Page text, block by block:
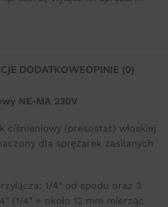
DODATKOWEOPINIE (0)
NE-MA 230V
ciśnieniowy (presostat) włoskiej
dla sprężarek zasilanych
1/4″ od spodu oraz 3
(1/4″ = około 12 mm mierząc